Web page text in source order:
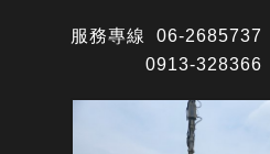
服務專線
06-2685737
0913-328366